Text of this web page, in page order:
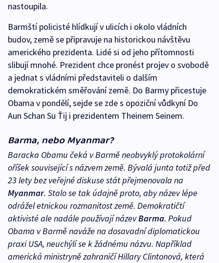
nastoupila.
Barmští policisté hlídkují v ulicích i okolo vládních
budov, země se připravuje na historickou návštěvu
amerického prezidenta. Lidé si od jeho přítomnosti
slibují mnohé. Prezident chce pronést projev o svobodě
a jednat s vládními představiteli o dalším
demokratickém směřování země. Do Barmy přicestuje
Obama v pondělí, sejde se zde s opoziční vůdkyní Do
Aun Schan Su Ťij i prezidentem Theinem Seinem.
Barma, nebo Myanmar?
Baracka Obamu čeká v Barmě neobvyklý protokolární
oříšek související s názvem země. Bývalá junta totiž před
23 lety bez veřejné diskuse stát přejmenovala na
Myanmar. Stalo se tak údajně proto, aby název lépe
odrážel etnickou rozmanitost země. Demokratičtí
aktivisté ale nadále používají názevBarma. Pokud
Obama v Barmě naváže na dosavadní diplomatickou
praxi USA, neuchýlí se k žádnému názvu. Například
americká ministryně zahraničí Hillary Clintonová, která